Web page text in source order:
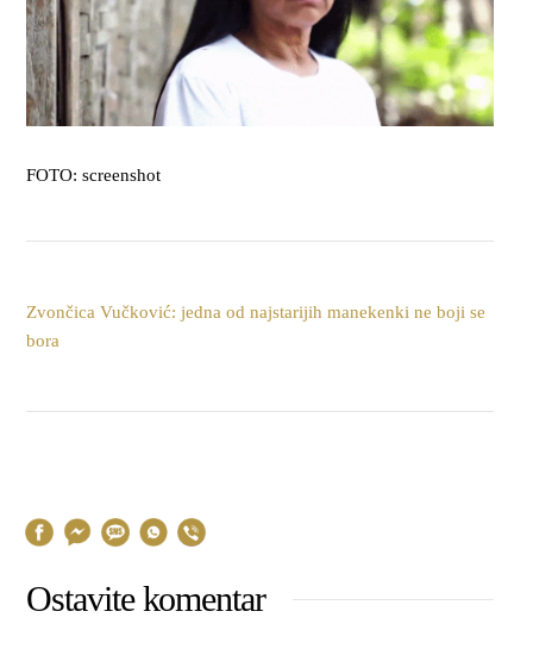
FOTO: screenshot
Zvončica Vučković: jedna od najstarijih manekenki ne boji se
bora
Ostavite komentar